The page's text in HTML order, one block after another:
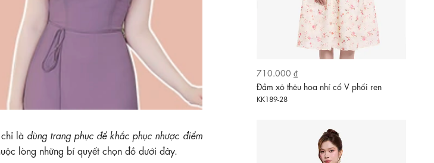
là dùng trang phục để khắc phục nhược điểm
lòng những bí quyết chọn đồ dưới đây.
Đầm lụa dáng xòe cổ thuyền lệch vai